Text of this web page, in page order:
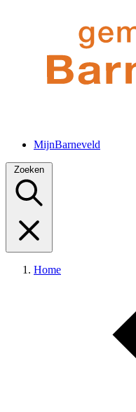
MijnBarneveld
Zoeken
Home